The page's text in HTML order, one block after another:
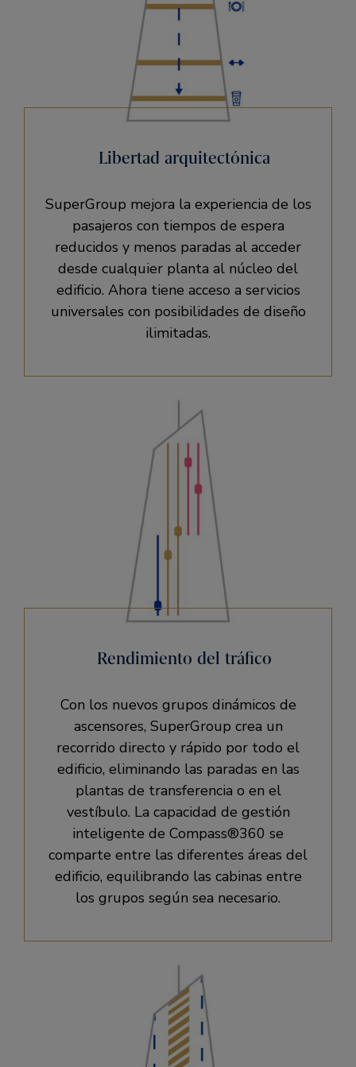
Libertad arquitectónica
SuperGroup mejora la experiencia de los
pasajeros con tiempos de espera
reducidos y menos paradas al acceder
desde cualquier planta al núcleo del
edificio. Ahora tiene acceso a servicios
universales con posibilidades de diseño
ilimitadas.
Rendimiento del tráfico
Con los nuevos grupos dinámicos de
ascensores, SuperGroup crea un
recorrido directo y rápido por todo el
edificio, eliminando las paradas en las
plantas de transferencia o en el
vestíbulo. La capacidad de gestión
inteligente de Compass®360 se
comparte entre las diferentes áreas del
edificio, equilibrando las cabinas entre
los grupos según sea necesario.